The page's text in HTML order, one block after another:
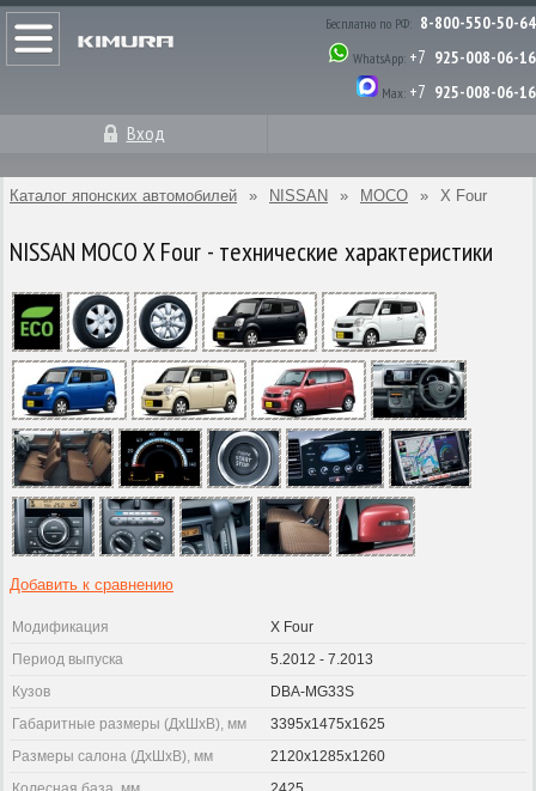
Бесплатно по РФ: 8-800-550-50-64
WhatsApp: +7 925-008-06-16
Max: +7 925-008-06-16
Вход
Каталог японских автомобилей » NISSAN » MOCO » X Four
NISSAN MOCO X Four - технические характеристики
Добавить к сравнению
Модификация
X Four
Период выпуска
5.2012 - 7.2013
Кузов
DBA-MG33S
Габаритные размеры (ДхШхВ), мм
3395x1475x1625
Размеры салона (ДхШхВ), мм
2120x1285x1260